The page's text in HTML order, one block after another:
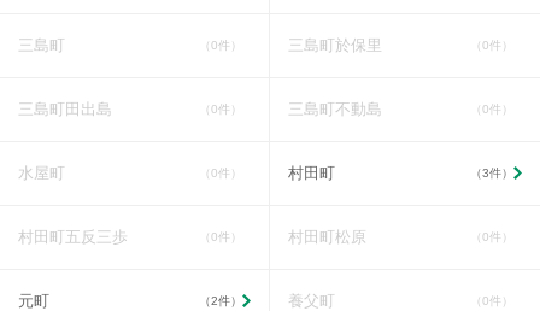
三島町 （0件） 三島町於保里 （0件）
三島町田出島 （0件） 三島町不動島 （0件）
水屋町 （0件） 村田町 （3件）
村田町五反三歩 （0件） 村田町松原 （0件）
元町 （2件） 養父町 （0件）